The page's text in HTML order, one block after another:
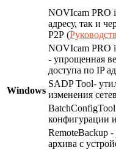
Windows
NOVIcam PRO
адресу, так и
P2P (
NOVIcam PRO
- упрощенная
доступа по IP
SADP Tool-
изменения
конфигурации
RemoteBackup -
архива с